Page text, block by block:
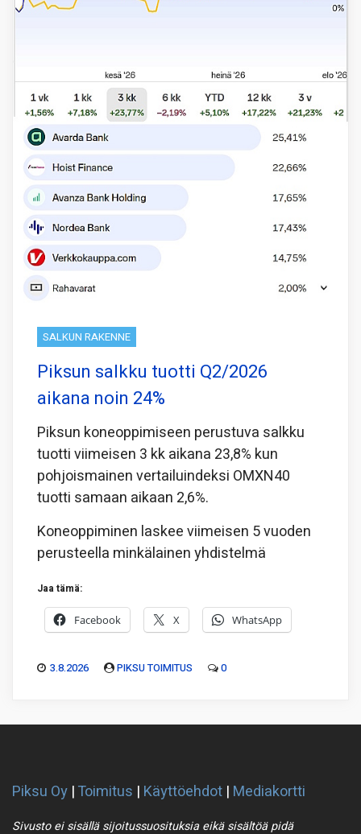
SALKUN RAKENNE
Piksun salkku tuotti Q2/2026
aikana noin 24%
Piksun koneoppimiseen perustuva salkku
tuotti viimeisen 3 kk aikana 23,8% kun
pohjoismainen vertailuindeksi OMXN40
tuotti samaan aikaan 2,6%.
Koneoppiminen laskee viimeisen 5 vuoden
perusteella minkälainen yhdistelmä
Jaa tämä:
Facebook X WhatsApp
3.8.2026 PIKSU TOIMITUS 0
Piksu Oy |Toimitus | Käyttöehdot | Mediakortti
Sivusto ei sisällä sijoitussuosituksia eikä sisältöä pidä